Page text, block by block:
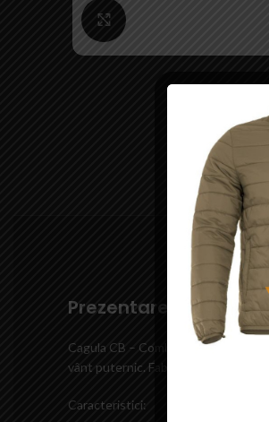
Prezentare Cagula
Cagula CB – Combat Zone
vânt puternic. Fabricată din
Caracteristici: